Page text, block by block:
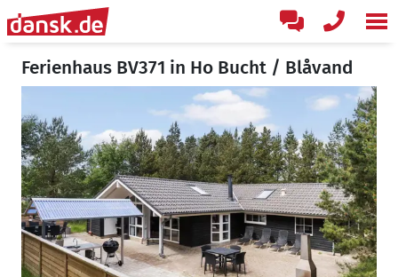
Ferienhaus BV371 in Ho Bucht / Blåvand